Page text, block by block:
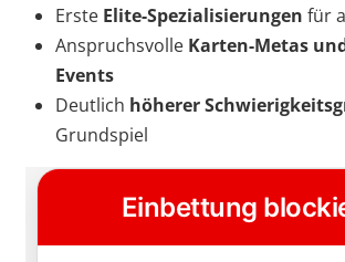
Erste Elite-Spezialisierungen für
Anspruchsvolle Karten-Metas
Events
Deutlich höherer
Grundspiel